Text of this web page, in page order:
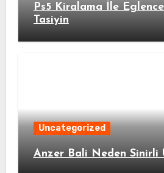
Ps5 Kiralama İle
Tasiyin
Uncategorized
Anzer Bali Neden Sinirli